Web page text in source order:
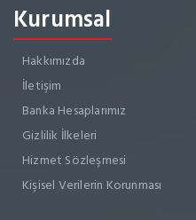
Kurumsal
Hakkımızda
İletişim
Banka Hesaplarımız
Gizlilik İlkeleri
Hizmet Sözleşmesi
Kişisel Verilerin Korunması